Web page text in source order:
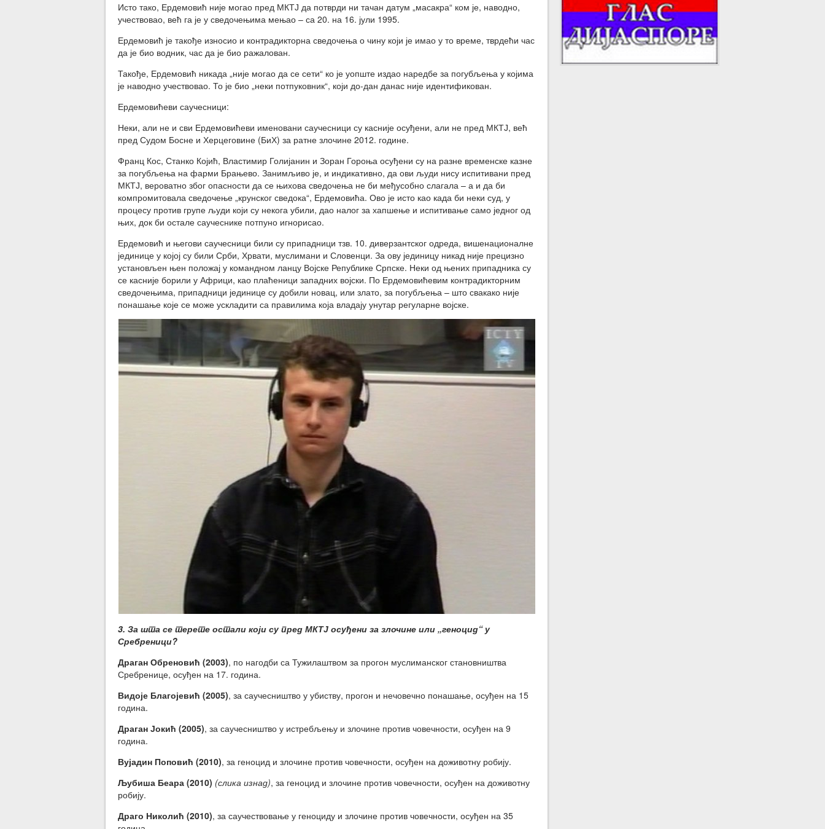
Исто тако, Ердемовић није могао пред МКТЈ да потврди ни тачан датум „масакра“ ком је, наводно,
учествовао, већ га је у сведочењима мењао – са 20. на 16. јули 1995.
Ердемовић је такође износио и контрадикторна сведочења о чину који је имао у то време, тврдећи час
да је био водник, час да је био ражалован.
Такође, Ердемовић никада „није могао да се сети“ ко је уопште издао наредбе за погубљења у којима
је наводно учествовао. То је био „неки потпуковник“, који до-дан данас није идентификован.
Ердемовићеви саучесници:
Неки, али не и сви Ердемовићеви именовани саучесници су касније осуђени, али не пред МКТЈ, већ
пред Судом Босне и Херцеговине (БиХ) за ратне злочине 2012. године.
Франц Кос, Станко Којић, Властимир Голијанин и Зоран Гороња осуђени су на разне временске казне
за погубљења на фарми Брањево. Занимљиво је, и индикативно, да ови људи нису испитивани пред
МКТЈ, вероватно због опасности да се њихова сведочења не би међусобно слагала – а и да би
компромитовала сведочење „крунског сведока“, Ердемовића. Ово је исто као када би неки суд, у
процесу против групе људи који су некога убили, дао налог за хапшење и испитивање само једног од
њих, док би остале саучеснике потпуно игнорисао.
Ердемовић и његови саучесници били су припадници тзв. 10. диверзантског одреда, вишенационалне
јединице у којој су били Срби, Хрвати, муслимани и Словенци. За ову јединицу никад није прецизно
установљен њен положај у командном ланцу Војске Републике Српске. Неки од њених припадника су
се касније борили у Африци, као плаћеници западних војски. По Ердемовићевим контрадикторним
сведочењима, припадници јединице су добили новац, или злато, за погубљења – што свакако није
понашање које се може ускладити са правилима која владају унутар регуларне војске.
3. За шта се терете остали који су пред МКТЈ осуђени за злочине или „геноцид“ у
Сребреници?
Драган Обреновић (2003), по нагодби са Тужилаштвом за прогон муслиманског становништва
Сребренице, осуђен на 17. година.
Видоје Благојевић (2005), за саучесништво у убиству, прогон и нечовечно понашање, осуђен на 15
година.
Драган Јокић (2005), за саучесништво у истребљењу и злочине против човечности, осуђен на 9
година.
Вујадин Поповић (2010), за геноцид и злочине против човечности, осуђен на доживотну робију.
Љубиша Беара (2010) (слика изнад), за геноцид и злочине против човечности, осуђен на доживотну
робију.
Драго Николић (2010), за саучествовање у геноциду и злочине против човечности, осуђен на 35